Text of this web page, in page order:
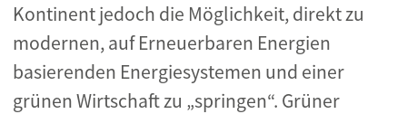
Kontinent jedoch die Möglichkeit, direkt zu
modernen, auf Erneuerbaren Energien
basierenden Energiesystemen und einer
grünen Wirtschaft zu „springen“. Grüner